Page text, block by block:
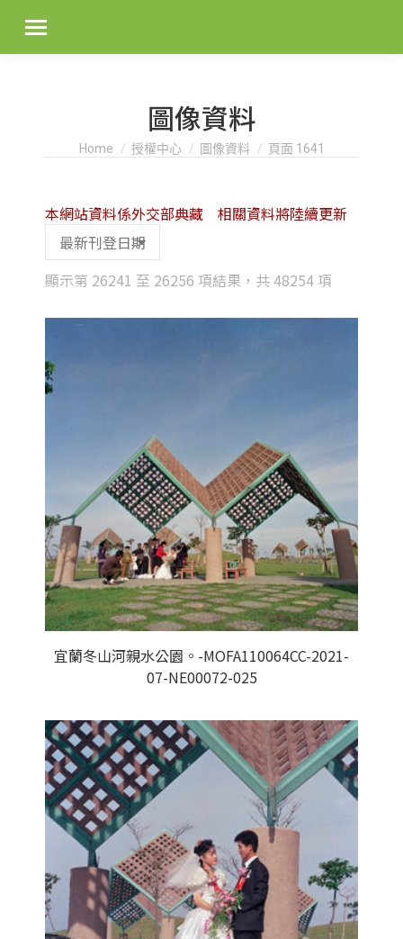
圖像資料
You are here:
Home 授權中心 圖像資料 頁面 1641
顯示第 26241 至 26256 項結果，共 48254 項
latest
本網站資料係外交部典藏 相關資料將陸續更新
宜蘭冬山河親水公園。-MOFA110064CC-2021-
07-NE00072-025